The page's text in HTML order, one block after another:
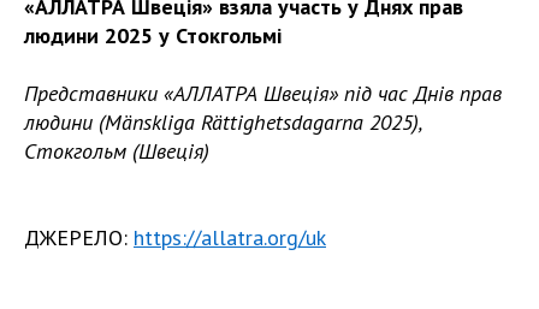
«АЛЛАТРА Швеція» взяла участь у Днях прав
людини 2025 у Стокгольмі
Представники «АЛЛАТРА Швеція» під час Днів прав
людини (Mänskliga Rättighetsdagarna 2025),
Стокгольм (Швеція)
ДЖЕРЕЛО: https://allatra.org/uk